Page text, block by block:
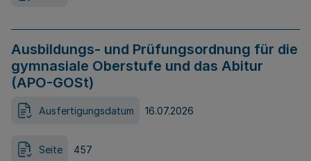
Ausbildungs- und Prüfungsordnung für die
gymnasiale Oberstufe und das Abitur
(APO-GOSt)
Ausfertigungsdatum 16.07.2026
Seite 457